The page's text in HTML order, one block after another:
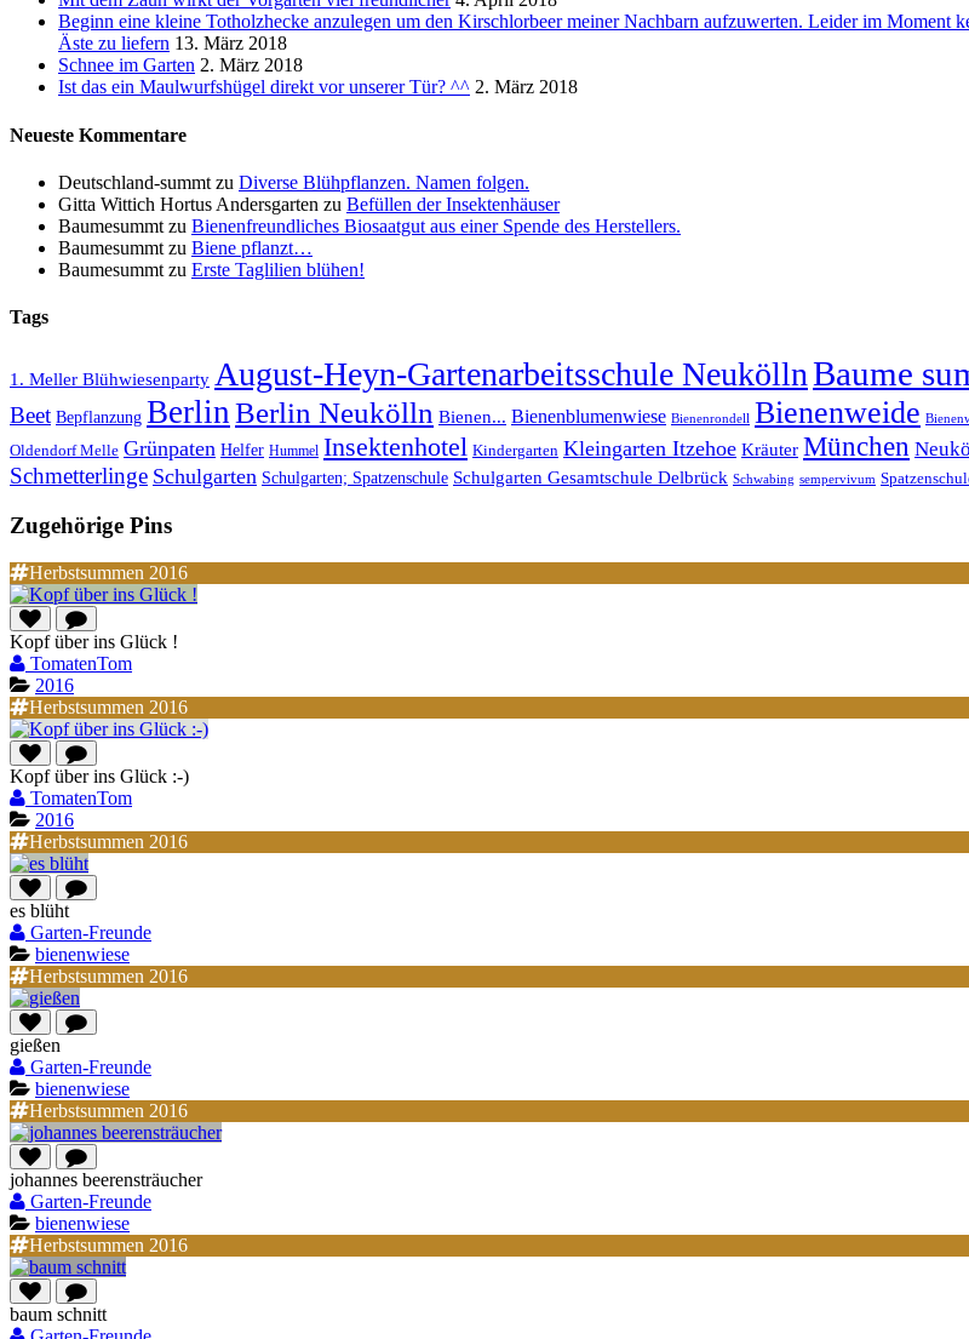
Beginn eine kleine Totholzhecke anzulegen um den Kirschlorbeer meiner Nachbarn aufzuwerten. Leider im Moment
Äste zu liefern 13. März 2018
Schnee im Garten 2. März 2018
Ist das ein Maulwurfshügel direkt vor unserer Tür? ^^ 2. März 2018
Neueste Kommentare
Deutschland-summt zu Diverse Blühpflanzen. Namen folgen.
Gitta Wittich Hortus Andersgarten zu Befüllen der Insektenhäuser
Baumesummt zu Bienenfreundliches Biosaatgut aus einer Spende des Herstellers.
Baumesummt zu Biene pflanzt…
Baumesummt zu Erste Taglilien blühen!
Tags
1. Meller Blühwiesenparty August-Heyn-Gartenarbeitsschule NeuköllnBaume
Beet Bepflanzung BerlinBerlin Neukölln Bienen... Bienenblumenwiese Bienenrondell Bienenweide
Oldendorf Melle Grünpaten Helfer Hummel Insektenhotel Kindergarten Kleingarten Itzehoe Kräuter München
Schmetterlinge Schulgarten Schulgarten; Spatzenschule Schulgarten Gesamtschule Delbrück Schwabing sempervivum
Zugehörige Pins
Herbstsummen 2016
Kopf über ins Glück !
TomatenTom
2016
Herbstsummen 2016
Kopf über ins Glück :-)
TomatenTom
2016
Herbstsummen 2016
es blüht
Garten-Freunde
bienenwiese
Herbstsummen 2016
gießen
Garten-Freunde
bienenwiese
Herbstsummen 2016
johannes beerensträucher
Garten-Freunde
bienenwiese
Herbstsummen 2016
baum schnitt